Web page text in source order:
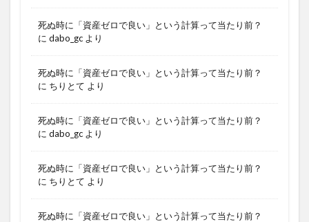
死ぬ時に「資産ゼロで良い」という計算って当たり前？
に dabo_gc より
死ぬ時に「資産ゼロで良い」という計算って当たり前？
に ちりとて より
死ぬ時に「資産ゼロで良い」という計算って当たり前？
に dabo_gc より
死ぬ時に「資産ゼロで良い」という計算って当たり前？
に ちりとて より
死ぬ時に「資産ゼロで良い」という計算って当たり前？